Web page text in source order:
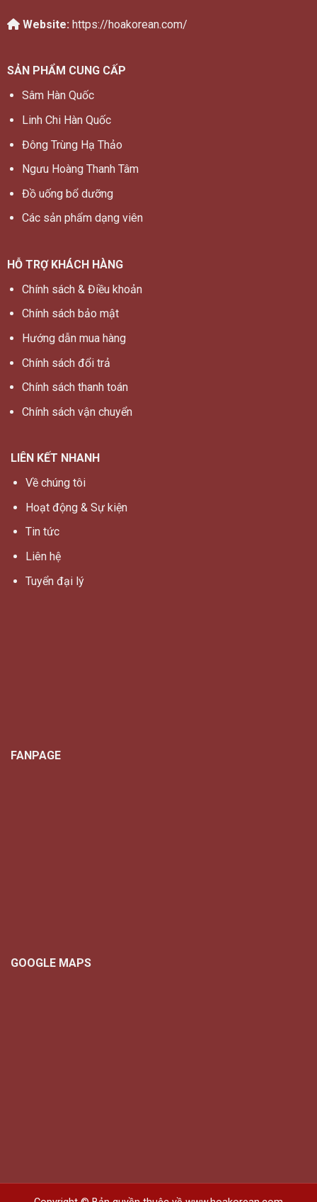
Website: https://hoakorean.com/
SẢN PHẨM CUNG CẤP
Sâm Hàn Quốc
Linh Chi Hàn Quốc
Đông Trùng Hạ Thảo
Ngưu Hoàng Thanh Tâm
Đồ uống bổ dưỡng
Các sản phẩm dạng viên
HỖ TRỢ KHÁCH HÀNG
Chính sách & Điều khoản
Chính sách bảo mật
Hướng dẫn mua hàng
Chính sách đổi trả
Chính sách thanh toán
Chính sách vận chuyển
LIÊN KẾT NHANH
Về chúng tôi
Hoạt động & Sự kiện
Tin tức
Liên hệ
Tuyển đại lý
FANPAGE
GOOGLE MAPS